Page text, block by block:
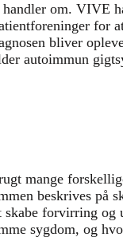
om. VIVE
for
bliver
autoimmun
mange
beskrives
forvirring og
sygdom, og